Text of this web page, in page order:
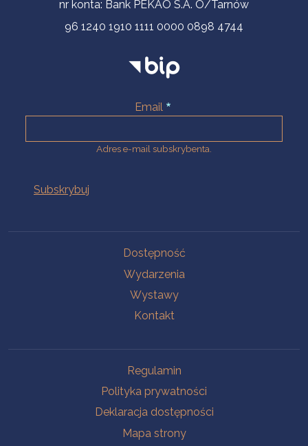
nr konta: Bank PEKAO S.A. O/Tarnów
96 1240 1910 1111 0000 0898 4744
Email
Adres e-mail subskrybenta.
Dostępność
Wydarzenia
Wystawy
Kontakt
Regulamin
Polityka prywatności
Deklaracja dostępności
Mapa strony